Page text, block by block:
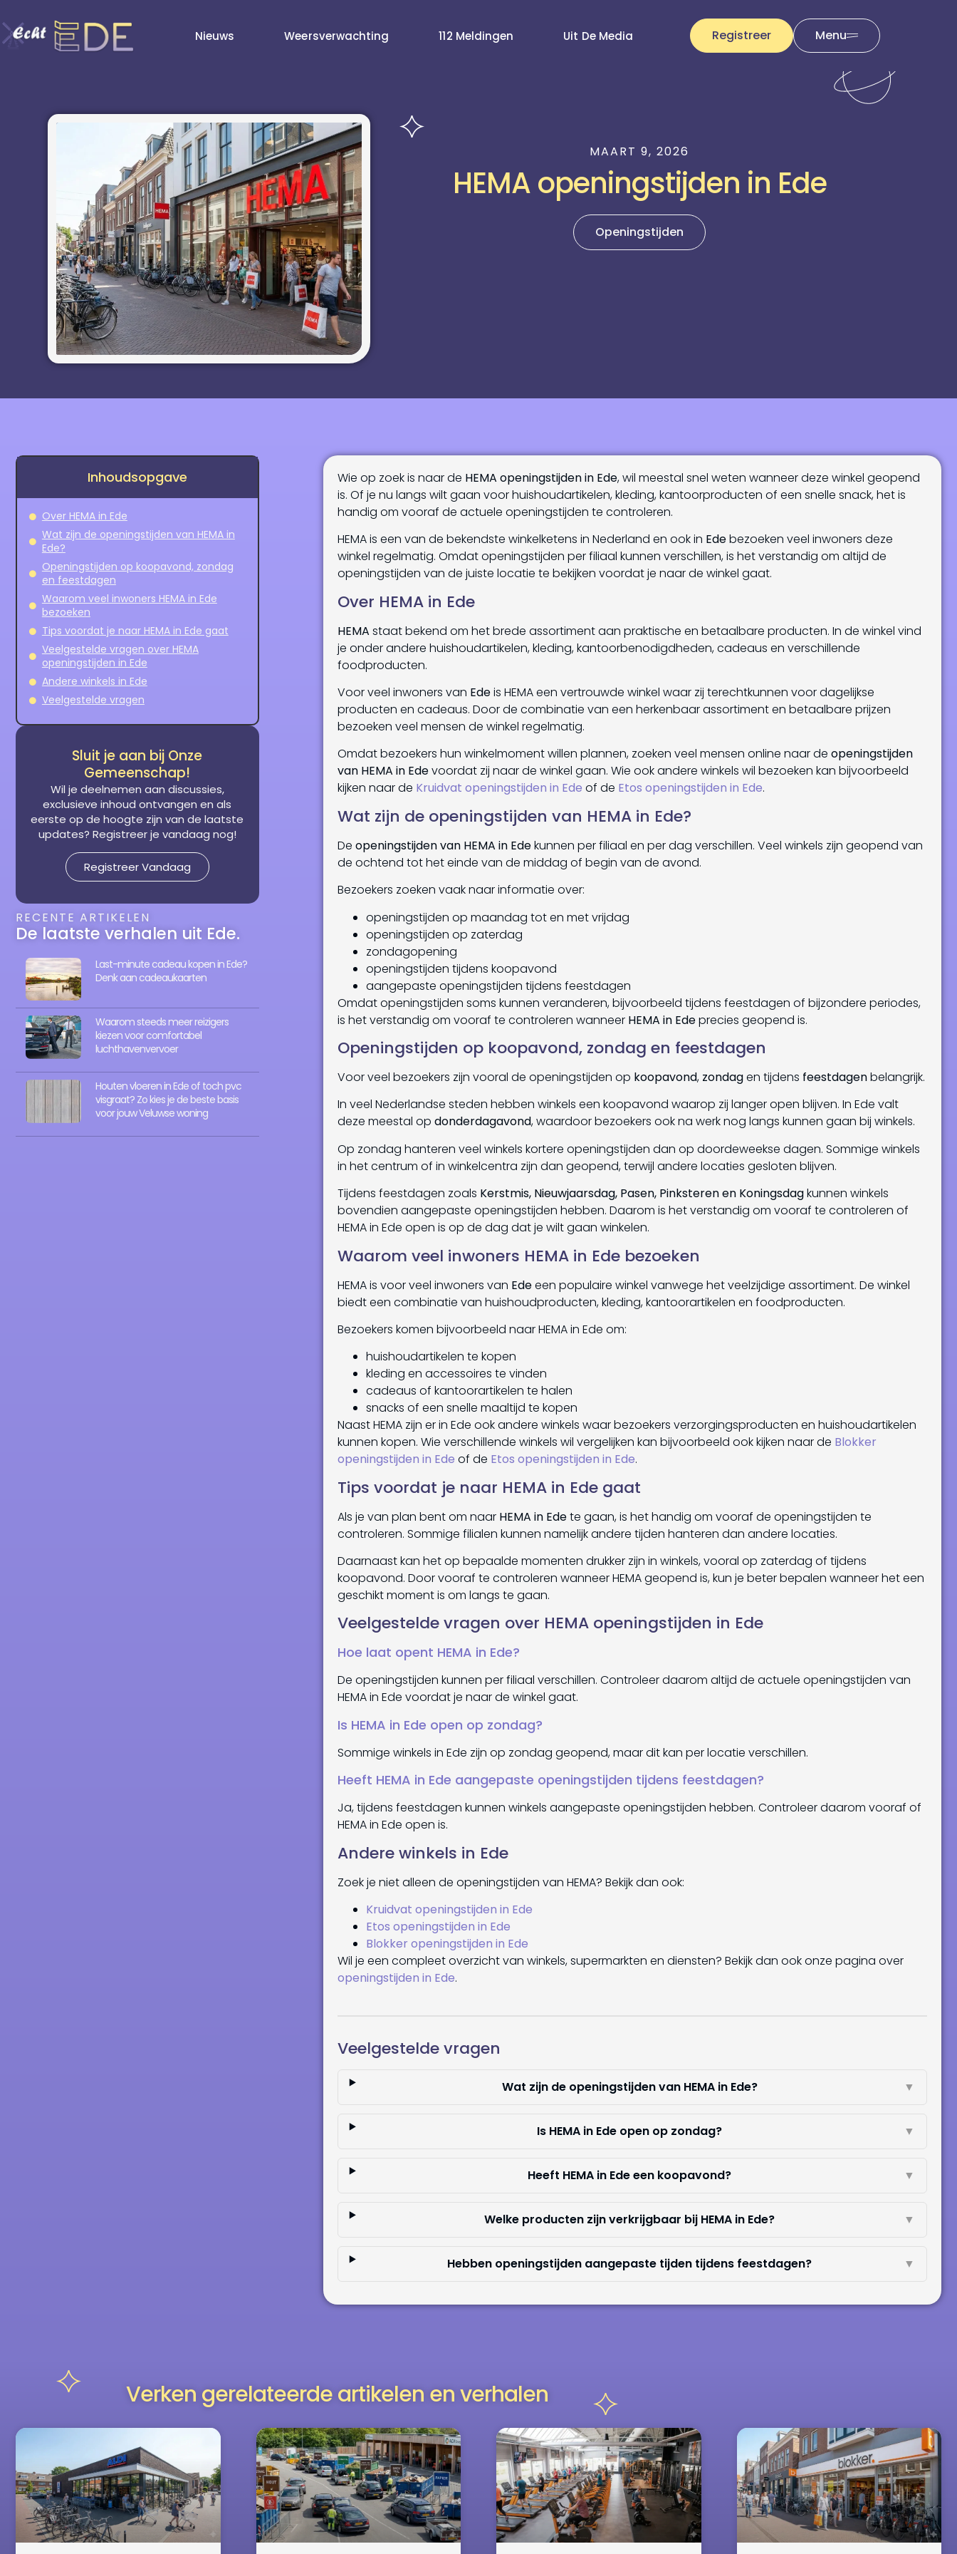
Nieuws Weersverwachting 112 Meldingen Uit De Media Registreer Menu
MAART 9, 2026
HEMA openingstijden in Ede
Openingstijden
Wie op zoek is naar de HEMA openingstijden in Ede, wil meestal snel weten wanneer deze winkel geopend
is. Of je nu langs wilt gaan voor huishoudartikelen, kleding, kantoorproducten of een snelle snack, het is
handig om vooraf de actuele openingstijden te controleren.
HEMA is een van de bekendste winkelketens in Nederland en ook in Edebezoeken veel inwoners deze
winkel regelmatig. Omdat openingstijden per filiaal kunnen verschillen, is het verstandig om altijd de
openingstijden van de juiste locatie te bekijken voordat je naar de winkel gaat.
Over HEMA in Ede
HEMA staat bekend om het brede assortiment aan praktische en betaalbare producten. In de winkel vind
je onder andere huishoudartikelen, kleding, kantoorbenodigdheden, cadeaus en verschillende
foodproducten.
Voor veel inwoners van Edeis HEMA een vertrouwde winkel waar zij terechtkunnen voor dagelijkse
producten en cadeaus. Door de combinatie van een herkenbaar assortiment en betaalbare prijzen
bezoeken veel mensen de winkel regelmatig.
Omdat bezoekers hun winkelmoment willen plannen, zoeken veel mensen online naar de openingstijden
van HEMA in Edevoordat zij naar de winkel gaan. Wie ook andere winkels wil bezoeken kan bijvoorbeeld
kijken naar de Kruidvat openingstijden in Ede of de Etos openingstijden in Ede.
Wat zijn de openingstijden van HEMA in Ede?
De openingstijden van HEMA in Edekunnen per filiaal en per dag verschillen. Veel winkels zijn geopend van
de ochtend tot het einde van de middag of begin van de avond.
Bezoekers zoeken vaak naar informatie over:
openingstijden op maandag tot en met vrijdag
openingstijden op zaterdag
zondagopening
openingstijden tijdens koopavond
aangepaste openingstijden tijdens feestdagen
Omdat openingstijden soms kunnen veranderen, bijvoorbeeld tijdens feestdagen of bijzondere periodes,
is het verstandig om vooraf te controleren wanneer HEMA in Edeprecies geopend is.
Openingstijden op koopavond, zondag en feestdagen
Voor veel bezoekers zijn vooral de openingstijden op koopavond, zondagen tijdens feestdagenbelangrijk.
In veel Nederlandse steden hebben winkels een koopavond waarop zij langer open blijven. In Ede valt
deze meestal op donderdagavond, waardoor bezoekers ook na werk nog langs kunnen gaan bij winkels.
Op zondag hanteren veel winkels kortere openingstijden dan op doordeweekse dagen. Sommige winkels
in het centrum of in winkelcentra zijn dan geopend, terwijl andere locaties gesloten blijven.
Tijdens feestdagen zoals Kerstmis, Nieuwjaarsdag, Pasen, Pinksteren en Koningsdagkunnen winkels
bovendien aangepaste openingstijden hebben. Daarom is het verstandig om vooraf te controleren of
HEMA in Ede open is op de dag dat je wilt gaan winkelen.
Waarom veel inwoners HEMA in Ede bezoeken
HEMA is voor veel inwoners van Edeeen populaire winkel vanwege het veelzijdige assortiment. De winkel
biedt een combinatie van huishoudproducten, kleding, kantoorartikelen en foodproducten.
Bezoekers komen bijvoorbeeld naar HEMA in Ede om:
huishoudartikelen te kopen
kleding en accessoires te vinden
cadeaus of kantoorartikelen te halen
snacks of een snelle maaltijd te kopen
Naast HEMA zijn er in Ede ook andere winkels waar bezoekers verzorgingsproducten en huishoudartikelen
kunnen kopen. Wie verschillende winkels wil vergelijken kan bijvoorbeeld ook kijken naar de Blokker
openingstijden in Ede of de Etos openingstijden in Ede.
Tips voordat je naar HEMA in Ede gaat
Als je van plan bent om naar HEMA in Edete gaan, is het handig om vooraf de openingstijden te
controleren. Sommige filialen kunnen namelijk andere tijden hanteren dan andere locaties.
Daarnaast kan het op bepaalde momenten drukker zijn in winkels, vooral op zaterdag of tijdens
koopavond. Door vooraf te controleren wanneer HEMA geopend is, kun je beter bepalen wanneer het een
geschikt moment is om langs te gaan.
Veelgestelde vragen over HEMA openingstijden in Ede
Hoe laat opent HEMA in Ede?
De openingstijden kunnen per filiaal verschillen. Controleer daarom altijd de actuele openingstijden van
HEMA in Ede voordat je naar de winkel gaat.
Is HEMA in Ede open op zondag?
Sommige winkels in Ede zijn op zondag geopend, maar dit kan per locatie verschillen.
Heeft HEMA in Ede aangepaste openingstijden tijdens feestdagen?
Ja, tijdens feestdagen kunnen winkels aangepaste openingstijden hebben. Controleer daarom vooraf of
HEMA in Ede open is.
Andere winkels in Ede
Zoek je niet alleen de openingstijden van HEMA? Bekijk dan ook:
Kruidvat openingstijden in Ede
Etos openingstijden in Ede
Blokker openingstijden in Ede
Wil je een compleet overzicht van winkels, supermarkten en diensten? Bekijk dan ook onze pagina over
openingstijden in Ede.
Veelgestelde vragen
Wat zijn de openingstijden van HEMA in Ede? ▼
Is HEMA in Ede open op zondag? ▼
Heeft HEMA in Ede een koopavond? ▼
Welke producten zijn verkrijgbaar bij HEMA in Ede? ▼
Hebben openingstijden aangepaste tijden tijdens feestdagen? ▼
Inhoudsopgave
Over HEMA in Ede
Wat zijn de openingstijden van HEMA in
Ede?
Openingstijden op koopavond, zondag
en feestdagen
Waarom veel inwoners HEMA in Ede
bezoeken
Tips voordat je naar HEMA in Ede gaat
Veelgestelde vragen over HEMA
openingstijden in Ede
Andere winkels in Ede
Veelgestelde vragen
Sluit je aan bij Onze
Gemeenschap!
Wil je deelnemen aan discussies,
exclusieve inhoud ontvangen en als
eerste op de hoogte zijn van de laatste
updates? Registreer je vandaag nog!
Registreer Vandaag
RECENTE ARTIKELEN
De laatste verhalen uit Ede.
Last-minute cadeau kopen in Ede?
Denk aan cadeaukaarten
Waarom steeds meer reizigers
kiezen voor comfortabel
luchthavenvervoer
Houten vloeren in Ede of toch pvc
visgraat? Zo kies je de beste basis
voor jouw Veluwse woning
Verken gerelateerde artikelen en verhalen